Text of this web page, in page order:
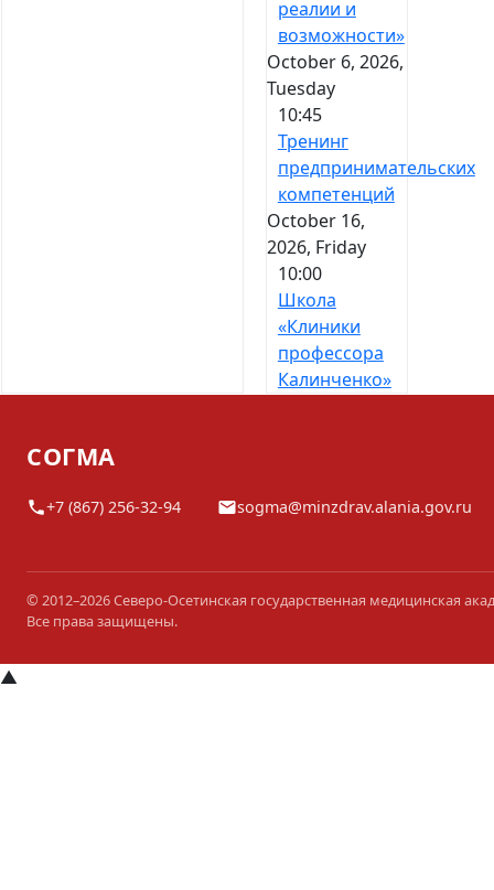
реалии и
возможности»
October 6, 2026,
Tuesday
10:45
Тренинг
предпринимательских
компетенций
October 16,
2026, Friday
10:00
Школа
«Клиники
профессора
Калинченко»
СОГМА
+7 (867) 256-32-94 sogma@minzdrav.alania.gov.ru
© 2012–2026 Северо-Осетинская государственная медицинская
Все права защищены.
▲